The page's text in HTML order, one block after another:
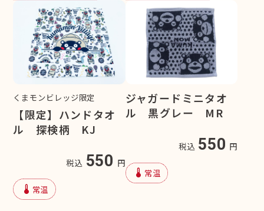
くまモンビレッジ限定
【限定】ハンドタオ
ル 探検柄 KJ
税込 550 円
device_thermostat 常温
ジャガードミニタオ
ル 黒グレー MR
税込 550 円
device_thermostat 常温